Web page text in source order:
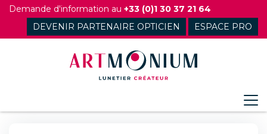
Skip
content
Demande d'information au +33 (0)1 30 37 21 64
DEVENIR PARTENAIRE OPTICIEN
ESPACE PRO